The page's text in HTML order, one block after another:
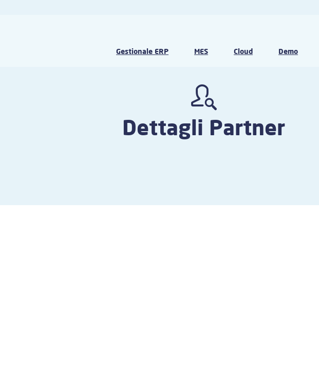
Gestionale ERP MES Cloud Demo
Dettagli Partner